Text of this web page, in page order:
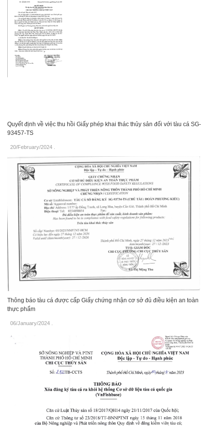
Quyết định về việc thu hồi Giấy phép khai thác thủy sản đối với tàu cá SG-
93457-TS
20/February/2024
Thông báo tàu cá được cấp Giấy chứng nhận cơ sở đủ điều kiện an toàn
thực phẩm
06/January/2024 .